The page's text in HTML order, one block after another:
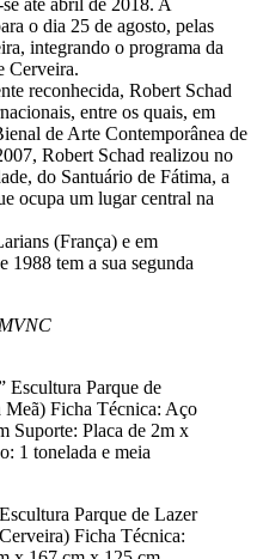
o dia 25 de agosto, pelas
integrando o programa da
Cerveira.
reconhecida, Robert Schad
entre os quais, em
de Arte Contemporânea de
Robert Schad realizou no
do Santuário de Fátima, a
ocupa um lugar central na
(França) e em
1988 tem a sua segunda
Escultura Parque de
Ficha Técnica: Aço
Suporte: Placa de 2m x
1 tonelada e meia
Parque de Lazer
Ficha Técnica: